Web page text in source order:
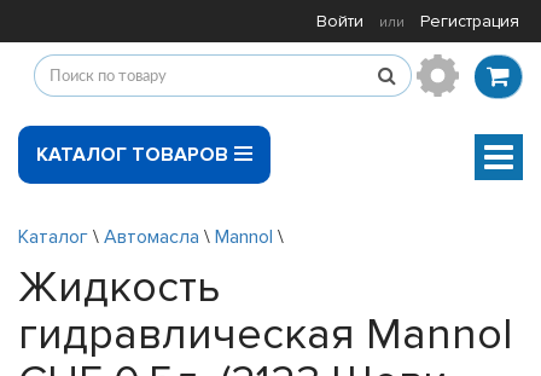
Войти или Регистрация
КАТАЛОГ ТОВАРОВ
Каталог \ Автомасла \ Mannol \
Жидкость
гидравлическая Mannol